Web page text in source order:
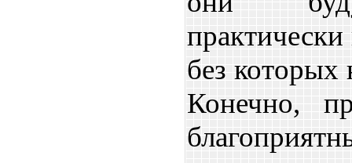
практически
без которых
Конечно,